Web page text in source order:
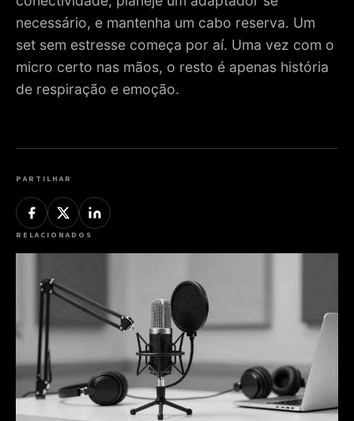
necessário, e mantenha um cabo reserva. Um
set sem estresse começa por aí. Uma vez com o
micro certo nas mãos, o resto é apenas história
de respiração e emoção.
PARTILHAR
RELACIONADOS